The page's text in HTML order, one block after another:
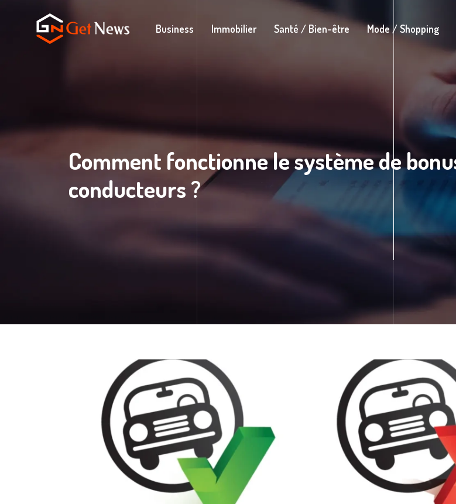
Business Immobilier Santé / Bien-être Mode / Shopping
Comment fonctionne le système de
conducteurs ?